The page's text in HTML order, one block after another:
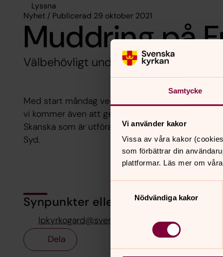
Samtycke
Vi använder kakor
Vissa av våra kakor
som förbättrar din
plattformar. Läs mer om
Nödvändiga kakor
Lyssna
Nyhet / Publicerad 29 oktober 2021
Muddring på
Välbehövligt underhåll av dammen
Med start måndag vecka 46 kommer vi att
vi kommer även att genomföra mindre lagningar
Skanska som är utförande entreprenör och vi gör
Syd.
Synpunkter eller frågor på sidans
lpkyrkogard@svenskakyrkan.se
Dela